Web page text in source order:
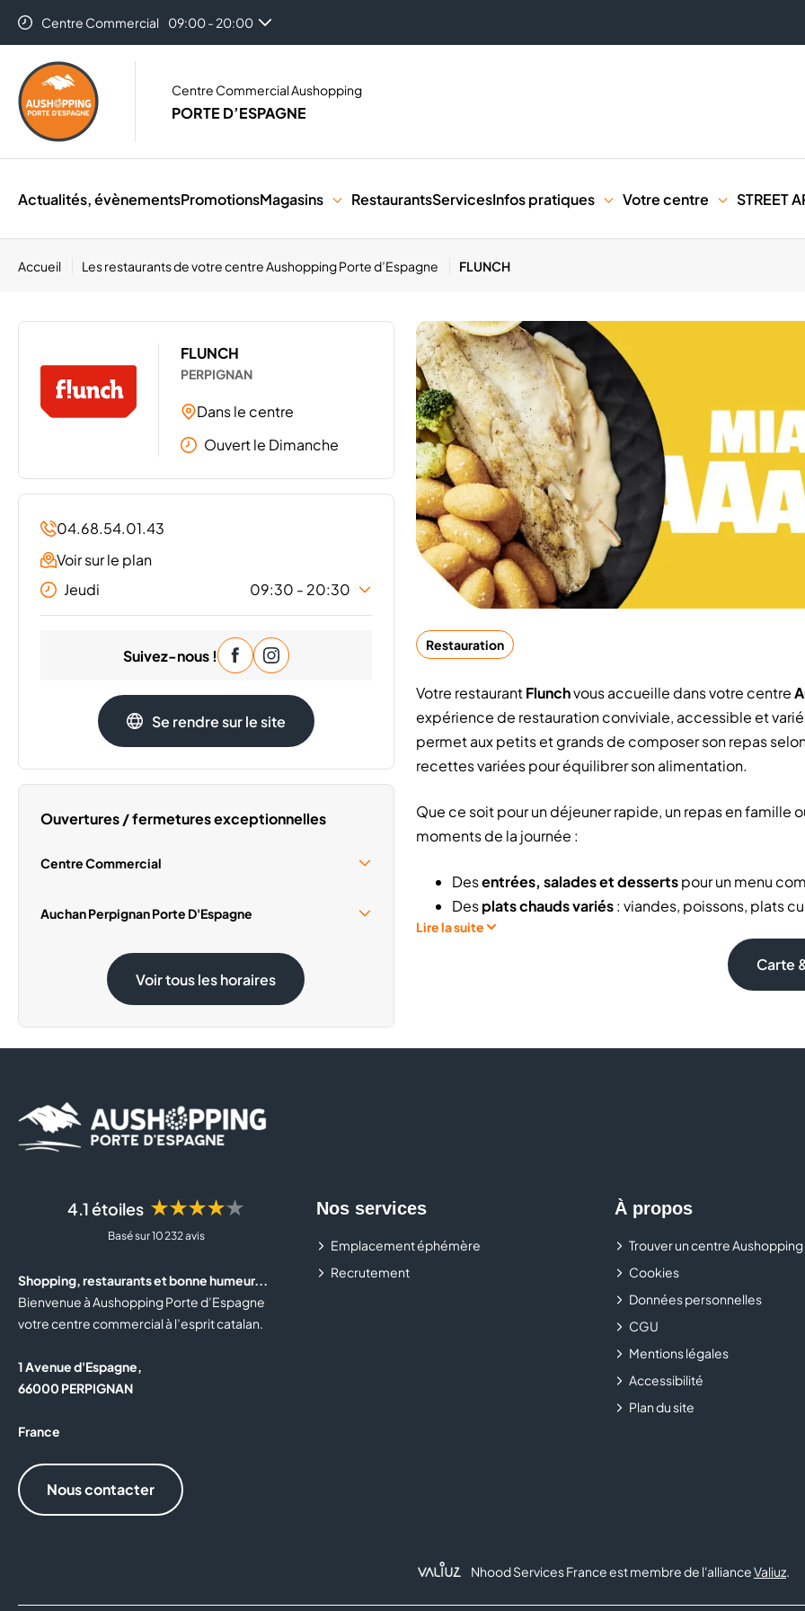
Centre Commercial 09:00 - 20:00
Centre Commercial Aushopping
PORTE D’ESPAGNE
Actualités, évènementsPromotionsMagasins RestaurantsServicesInfos pratiques Votre centre STREET
Accueil Les restaurants de votre centre Aushopping Porte d’Espagne FLUNCH
FLUNCH
PERPIGNAN
Dans le centre
Ouvert le Dimanche
04.68.54.01.43
Voir sur le plan
Jeudi
09:30 - 20:30
09:30 - 20:30
09:30 - 20:30
Vendredi
09:30 - 20:30
Samedi
09:30 - 20:30
Suivez-nous !
Se rendre sur le site
Ouvertures / fermetures exceptionnelles
Centre Commercial
Samedi 15 Août
Auchan Perpignan Porte D'Espagne
Samedi 15 Août
08:30 - 20:00
Voir tous les horaires
Restauration
Votre restaurantFlunchvous accueille dans votre centre
expérience de restauration conviviale, accessible et
permet aux petits et grands de composer son repas
recettes variées pour équilibrer son alimentation.
Que ce soit pour un déjeuner rapide, un repas en famille
moments de la journée :
Desentrées, salades et dessertspour un menu
Desplats chauds variés: viandes, poissons, plats
Desmenus accessibles
menu adulte à 9,95€, menu
Des recettes renouvelées pour varier les plaisirs tout
Venez profiter d’un moment gourmand à petits prix chez
Lire la suite
Carte
4.1 étoiles ★★★★★
Basé sur 10 232 avis
Shopping, restaurants et bonne humeur...
Bienvenue à Aushopping Porte d’Espagne
votre centre commercial à l’esprit catalan.
1 Avenue d'Espagne,
66000 PERPIGNAN
France
Nous contacter
Nos services
Emplacement éphémère
Recrutement
À propos
Trouver un centre Aushopping
Cookies
Données personnelles
CGU
Mentions légales
Accessibilité
Plan du site
Nhood Services France est membre de l'allianceValiuz.